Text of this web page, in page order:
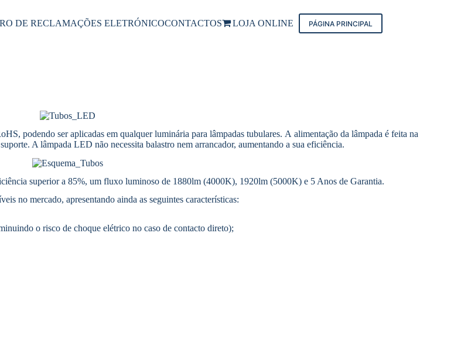
DE RECLAMAÇÕES ELETRÓNICOCONTACTOS LOJA ONLINE PÁGINA PRINCIPAL
podendo ser aplicadas em qualquer luminária para lâmpadas tubulares. A alimentação da lâmpada é feita na
A lâmpada LED não necessita balastro nem arrancador, aumentando a sua eficiência.
superior a 85%, um fluxo luminoso de 1880lm (4000K), 1920lm (5000K) e 5 Anos de Garantia.
no mercado, apresentando ainda as seguintes características:
o risco de choque elétrico no caso de contacto direto);